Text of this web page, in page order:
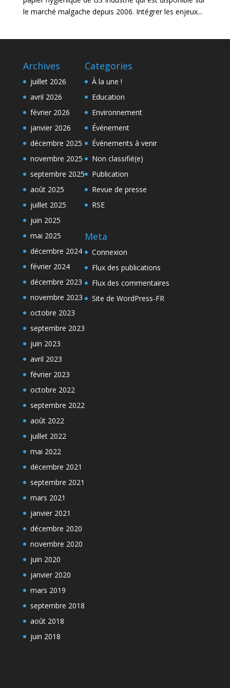
le marché malgache depuis 2006. Intégrer les enjeux...
Archives
juillet 2026
avril 2026
février 2026
janvier 2026
décembre 2025
novembre 2025
septembre 2025
août 2025
juillet 2025
juin 2025
mai 2025
décembre 2024
février 2024
décembre 2023
novembre 2023
octobre 2023
septembre 2023
juin 2023
avril 2023
février 2023
octobre 2022
septembre 2022
août 2022
juillet 2022
mai 2022
décembre 2021
septembre 2021
mars 2021
janvier 2021
décembre 2020
novembre 2020
juin 2020
janvier 2020
mars 2019
septembre 2018
août 2018
juin 2018
Categories
À la une !
Education
Environnement
Événement
Événements à venir
Non classifié(e)
Publication
Revue de presse
RSE
Meta
Connexion
Flux des publications
Flux des commentaires
Site de WordPress-FR